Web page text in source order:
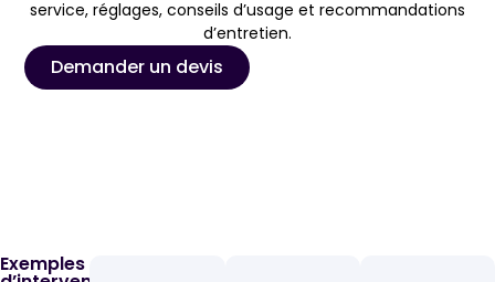
service, réglages, conseils d’usage et recommandations
d’entretien.
Demander un devis
Exemples